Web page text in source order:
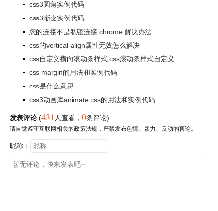
css3圆角实例代码
css3渐变实例代码
您的连接不是私密连接 chrome 解决办法
css的vertical-align属性无效怎么解决
css自定义横向滚动条样式,css滚动条样式自定义
css margin的用法和实例代码
css是什么意思
css3动画库animate.css的用法和实例代码
发表评论 (431 人查看 ， 0条评论)
请自觉遵守互联网相关的政策法规，严禁发布色情、暴力、反动的言论。
昵称：